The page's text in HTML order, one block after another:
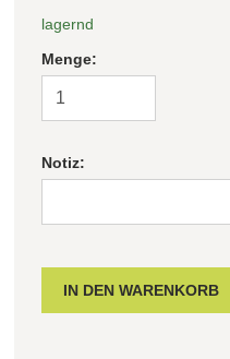
lagernd
Menge:
Notiz: